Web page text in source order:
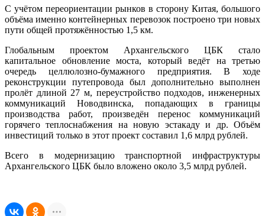
С учётом переориентации рынков в сторону Китая, большого
объёма именно контейнерных перевозок построено три новых
пути общей протяжённостью 1,5 км.
Глобальным проектом Архангельского ЦБК стало
капитальное обновление моста, который ведёт на третью
очередь целлюлозно-бумажного предприятия. В ходе
реконструкции путепровода был дополнительно выполнен
пролёт длиной 27 м, переустройство подходов, инженерных
коммуникаций Новодвинска, попадающих в границы
производства работ, произведён перенос коммуникаций
горячего теплоснабжения на новую эстакаду и др. Объём
инвестиций только в этот проект составил 1,6 млрд рублей.
Всего в модернизацию транспортной инфраструктуры
Архангельского ЦБК было вложено около 3,5 млрд рублей.